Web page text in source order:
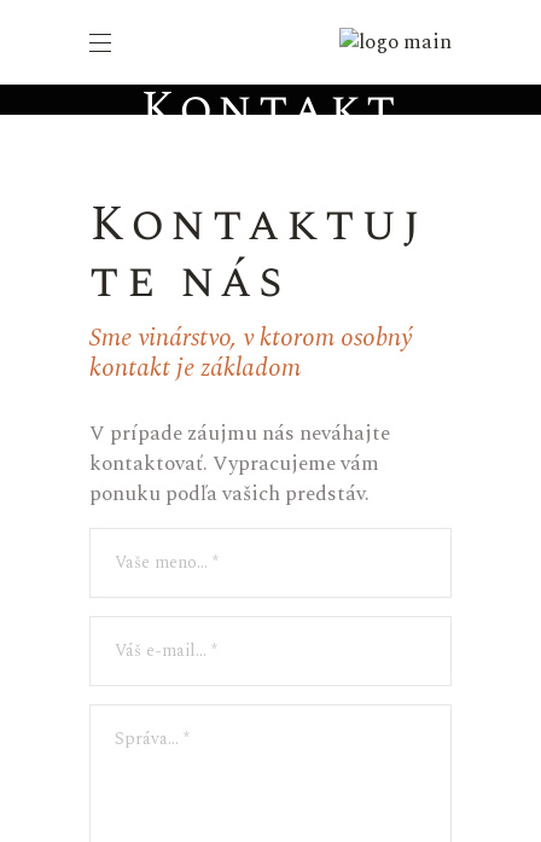
Kontakt
Kontaktuj
te nás
Sme vinárstvo, v ktorom osobný
kontakt je základom
V prípade záujmu nás neváhajte
kontaktovať. Vypracujeme vám
ponuku podľa vašich predstáv.